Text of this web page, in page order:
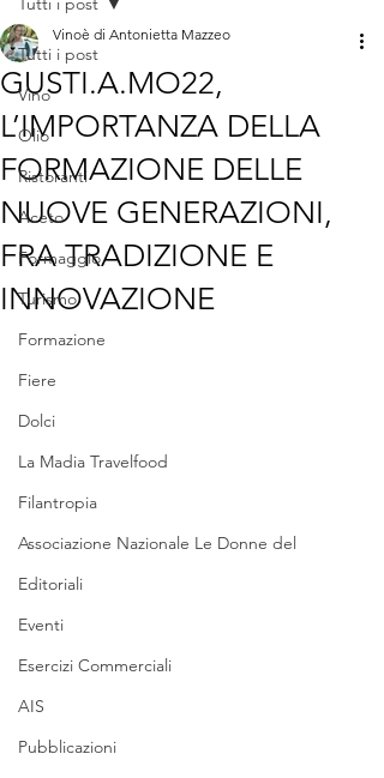
Tutti i post
Vino
Olio
Ristoranti
Aceto
Formaggio
Turismo
Formazione
Fiere
Dolci
La Madia Travelfood
Filantropia
Associazione Nazionale Le Donne del
Editoriali
Eventi
Esercizi Commerciali
AIS
Pubblicazioni
GUSTI.A.MO22,
L’IMPORTANZA DELLA
FORMAZIONE DELLE
NUOVE GENERAZIONI,
FRA TRADIZIONE E
INNOVAZIONE
Vinoè di Antonietta Mazzeo